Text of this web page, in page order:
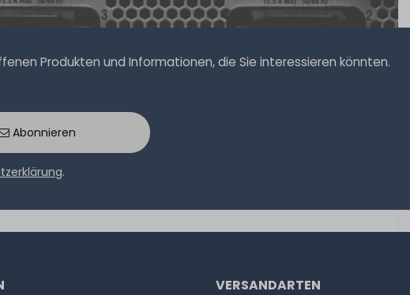
Produkten und Informationen, die Sie interessieren könnten.
Abonnieren
.
VERSANDARTEN